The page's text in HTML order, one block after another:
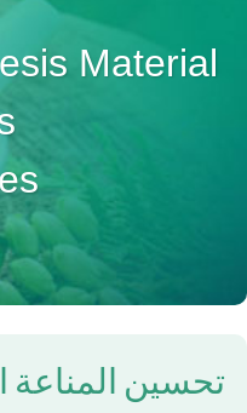
Material
تحسين المناعة